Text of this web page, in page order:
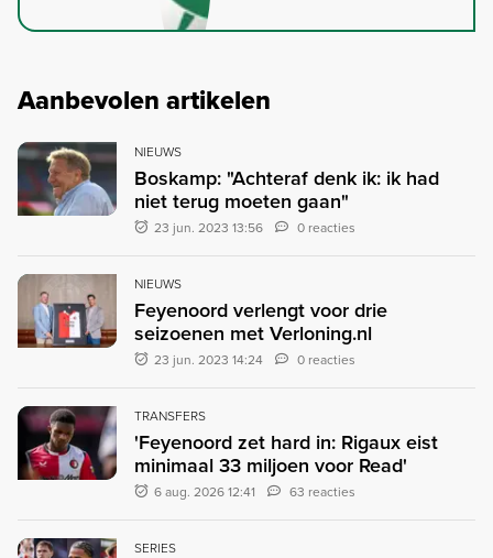
Aanbevolen artikelen
NIEUWS
Boskamp: "Achteraf denk ik: ik had
niet terug moeten gaan"
23 jun. 2023 13:56 0 reacties
NIEUWS
Feyenoord verlengt voor drie
seizoenen met Verloning.nl
23 jun. 2023 14:24 0 reacties
TRANSFERS
'Feyenoord zet hard in: Rigaux eist
minimaal 33 miljoen voor Read'
6 aug. 2026 12:41 63 reacties
SERIES